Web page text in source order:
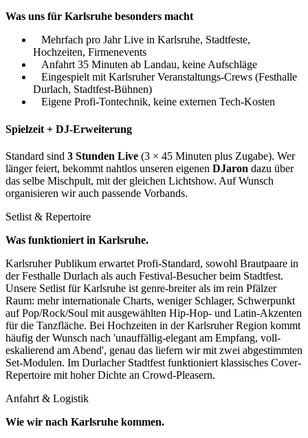
Was uns für Karlsruhe besonders macht
Mehrfach pro Jahr Live in Karlsruhe, Stadtfeste,
Hochzeiten, Firmenevents
Anfahrt 35 Minuten ab Landau, keine Aufschläge
Eingespielt mit Karlsruher Veranstaltungs-Crews (Festhalle
Durlach, Stadtfest-Bühnen)
Eigene Profi-Tontechnik, keine externen Tech-Kosten
Spielzeit + DJ-Erweiterung
Standard sind 3 Stunden Live (3 × 45 Minuten plus Zugabe). Wer
länger feiert, bekommt nahtlos unseren eigenen DJaron dazu über
das selbe Mischpult, mit der gleichen Lichtshow. Auf Wunsch
organisieren wir auch passende Vorbands.
Setlist & Repertoire
Was funktioniert in Karlsruhe.
Karlsruher Publikum erwartet Profi-Standard, sowohl Brautpaare in
der Festhalle Durlach als auch Festival-Besucher beim Stadtfest.
Unsere Setlist für Karlsruhe ist genre-breiter als im rein Pfälzer
Raum: mehr internationale Charts, weniger Schlager, Schwerpunkt
auf Pop/Rock/Soul mit ausgewählten Hip-Hop- und Latin-Akzenten
für die Tanzfläche. Bei Hochzeiten in der Karlsruher Region kommt
häufig der Wunsch nach 'unauffällig-elegant am Empfang, voll-
eskalierend am Abend', genau das liefern wir mit zwei abgestimmten
Set-Modulen. Im Durlacher Stadtfest funktioniert klassisches Cover-
Repertoire mit hoher Dichte an Crowd-Pleasern.
Anfahrt & Logistik
Wie wir nach Karlsruhe kommen.